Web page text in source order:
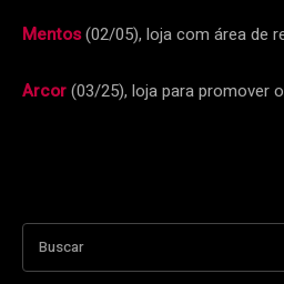
Mentos(02/05), loja com área de
Arcor(03/25), loja para promover
Buscar